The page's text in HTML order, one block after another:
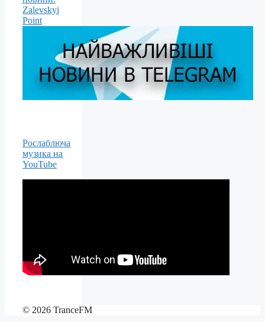
Zalevskyi
Point
Рослаблюча
музика на
YouTube
© 2026 TranceFM